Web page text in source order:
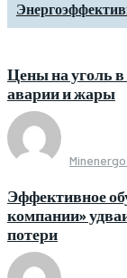
Цены на уголь в
аварии и жары
Эффективное
компании»
потери